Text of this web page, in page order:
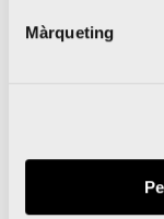
Màrqueting